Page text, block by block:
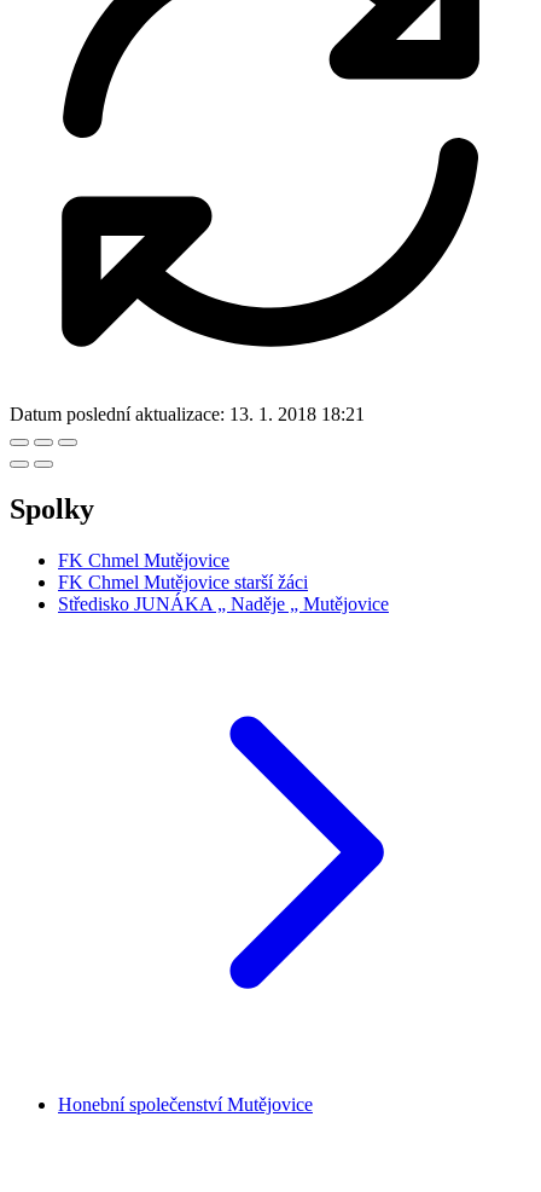
Datum poslední aktualizace: 13. 1. 2018 18:21
Spolky
FK Chmel Mutějovice
FK Chmel Mutějovice starší žáci
Středisko JUNÁKA „ Naděje „ Mutějovice
Honební společenství Mutějovice